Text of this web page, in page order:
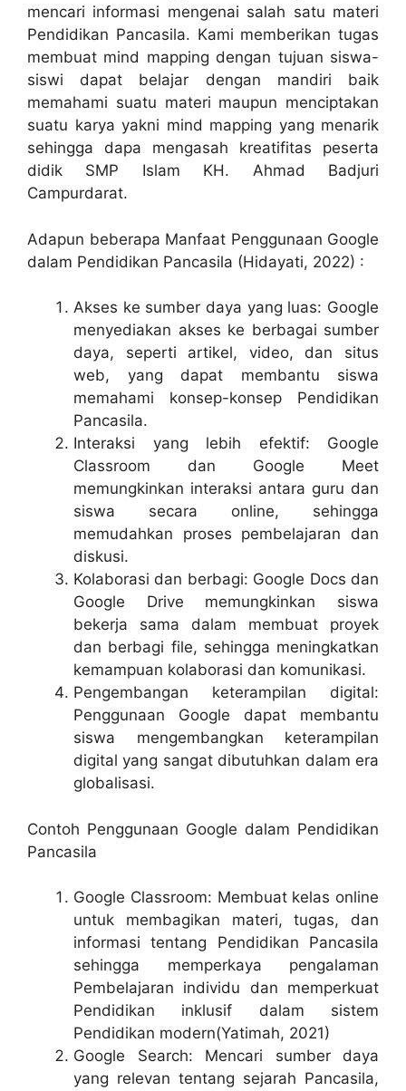
mencari informasi mengenai salah satu materi
Pendidikan Pancasila. Kami memberikan tugas
membuat mind mapping dengan tujuan siswa-
siswi dapat belajar dengan mandiri baik
memahami suatu materi maupun menciptakan
suatu karya yakni mind mapping yang menarik
sehingga dapa mengasah kreatifitas peserta
didik SMP Islam KH. Ahmad Badjuri
Campurdarat.
Adapun beberapa Manfaat Penggunaan Google
dalam Pendidikan Pancasila (Hidayati, 2022) :
Akses ke sumber daya yang luas: Google
menyediakan akses ke berbagai sumber
daya, seperti artikel, video, dan situs
web, yang dapat membantu siswa
memahami konsep-konsep Pendidikan
Pancasila.
Interaksi yang lebih efektif: Google
Classroom dan Google Meet
memungkinkan interaksi antara guru dan
siswa secara online, sehingga
memudahkan proses pembelajaran dan
diskusi.
Kolaborasi dan berbagi: Google Docs dan
Google Drive memungkinkan siswa
bekerja sama dalam membuat proyek
dan berbagi file, sehingga meningkatkan
kemampuan kolaborasi dan komunikasi.
Pengembangan keterampilan digital:
Penggunaan Google dapat membantu
siswa mengembangkan keterampilan
digital yang sangat dibutuhkan dalam era
globalisasi.
Contoh Penggunaan Google dalam Pendidikan
Pancasila
Google Classroom: Membuat kelas online
untuk membagikan materi, tugas, dan
informasi tentang Pendidikan Pancasila
sehingga memperkaya pengalaman
Pembelajaran individu dan memperkuat
Pendidikan inklusif dalam sistem
Pendidikan modern(Yatimah, 2021)
Google Search: Mencari sumber daya
yang relevan tentang sejarah Pancasila,